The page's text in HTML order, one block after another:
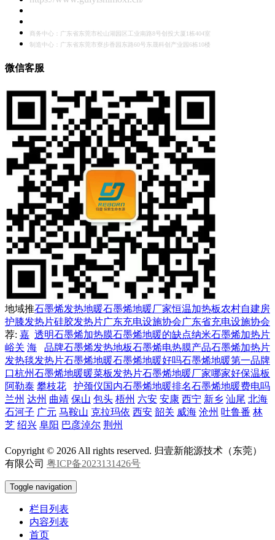
商务中心：广东省东莞市松山湖园区工业南路8号创投大厦1栋404室
制造中心：广东省东莞市寮步香园东路60号东晟科创产业园6栋10楼
微信客服
农村自建房
恒温加热板
石墨烯地暖厂家
石墨烯发热地暖
广东省充电设施协会
广东充电设施协会
硅胶发热片
护膝发热片
纳米石墨烯加热片
石墨烯地暖的缺点
透明石墨烯加热膜
石墨烯加热片
石墨烯电热膜产品
品牌石墨烯发热地板
石墨烯地暖第一品牌
石墨烯地暖好吗
石墨烯地暖
发热毯发热片
保温板
石墨烯地暖厂家哪家好
暖菜板发热片
杭州石墨烯地暖
石墨烯地暖费电吗
国内石墨烯地暖排名
护颈仪
地域推
荐: 嘉
峪关 海
口
阿勒泰 攀枝花
兰州 达州 曲靖 保山 包头 梧州 六安 安康 西宁 新乡 汕尾 北海
石河子 广元 马鞍山 克拉玛依 西安 韶关 威海 沧州 吐鲁番 林
芝 绍兴 阜阳 巴彦淖尔 荆州
Copyright © 2026 All rights reserved. 归壹新能源技术（东莞）
有限公司 粤ICP备2023131426号
Toggle navigation
栏目列表
内容列表
首页